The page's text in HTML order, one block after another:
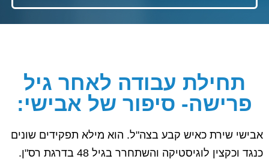
תחילת עבודה לאחר גיל
פרישה- סיפור של אבישי:
אבישי שירת כאיש קבע בצה"ל. הוא מילא תפקידים שונים
כנגד וכקצין לוגיסטיקה והשתחרר בגיל 48 בדרגת רס"ן.